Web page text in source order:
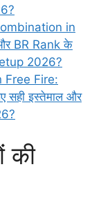
in
BR Rank के
2026?
Free Fire:
सही इस्तेमाल और
की